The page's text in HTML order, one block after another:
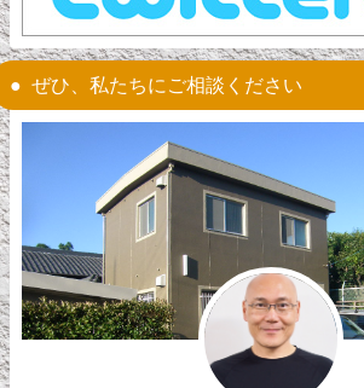
ぜひ、私たちにご相談ください